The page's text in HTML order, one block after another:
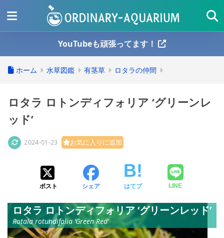
YouTubeも頑張ってます！
ホーム 水草図鑑 有茎草 ロタラの仲間
ロタラ ロトンディフォリア ‘グリーンレ
ッド’
2024-01-23 お気に入りに追加
ポスト シェア はてブ LINE
ロタラ ロトンディフォリア ‘グリーンレッド’
Rotala rotundifolia ‘Green Red’